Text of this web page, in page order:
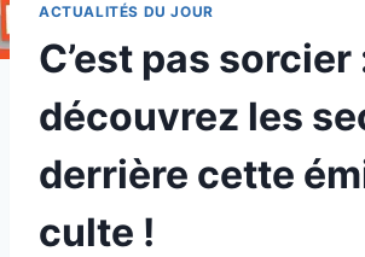
ACTUALITÉS DU JOUR
C’est pas sorcier
découvrez les
derrière cette
culte !